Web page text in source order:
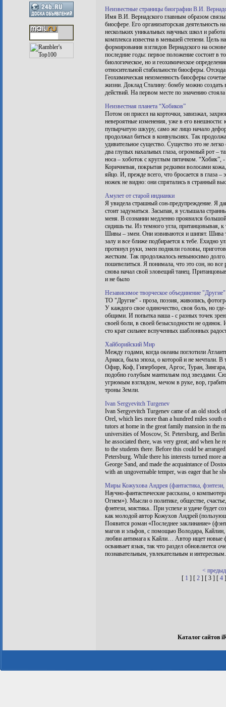
Неизвестные страницы биографии В.И.
Имя В.И. Вернадского главным образом
биосфере. Его организаторская деятельность
нескольких уникальных научных школ и
комплекса известна в меньшей степени. Цель
формирования взглядов Вернадского на
последние годы: первое положение состоит в
биологическое, но и геохимическое
относительной стабильности биосферы.
Геохимическая неизменность биосферы
жизни. Доклад Сталину: бомбу можно создать
действий. На первом месте по значению
Неизвестная планета “Хобиков”
Потом он присел на корточки, завизжал,
невероятные изменения, уже в его
пупырчатую шкуру, само же лицо начало
продолжал биться в конвульсиях. Так
удивительное существо. Существо это не
два глупых нахальных глаза, огромный рот –
носа – хоботок с круглым пятачком. “Хобик”,
Коричневая, покрытая редкими волосами
яйцо. И, прежде всего, что бросается в глаза
ножек не видно: они спрятались в странный
Амулет от старой индианки
Я увидела страшный сон-предупреждение. Я
стоит задуматься. Засыпая, я услышала
меня. В сознании медленно проявился
сидишь ты. Из темного угла, пританцовывая,
Шивы – змеи. Они извиваются и шипят. Шива
залу и все ближе подбирается к тебе. Ехидно
протянул руки, змеи подняли головы,
жестким. Так продолжалось невыносимо
пошевелиться. Я понимала, что это сон, но
снова начал свой зловещий танец.
и не было
Независимое творческое объединение "Другие"
ТО "Другие" - проза, поэзия, живопись,
У каждого свое одиночество, своя боль, но
общими. И попытка наша - с разных точек
своей боли, в своей безысходности не одинок.
сто крат сильнее вспученных шаблонных
Хайборийский Мир
Между годами, когда океаны поглотили
Ариаса, была эпоха, о которой и не мечтали.
Офир, Коф, Гиперборея, Аргос, Туран,
подобно голубым мантильям под звездами.
угрюмым взглядом, мечом в руке, вор,
троны Земли.
Ivan Sergyevitch Turgenev
Ivan Sergyevitch Turgenev came of an old stock
Orel, which lies more than a hundred miles
tutors at home in the great family mansion in the
universities of Moscow, St. Petersburg, and
he associated there, was very great; and when
to the students there. Before this could be
Petersburg. While there his interests turned more
George Sand, and made the acquaintance of
with an ungovernable temper, was eager that he
Миры Кожухова Андрея (фантастика, фэнтези,
Научно-фантастические рассказы, о
Огнем»). Мысли о политике, обществе,
фэнтези, мистика.. При успехе и удаче будет
как молодой автор Кожухов Андрей
Появится роман «Последнее заклинание»
магов и эльфов, с помощью Володара, Кайлин,
любви антимага к Кайли… Автор ищет новые
осваивает язык, так что раздел обновляется
познавательным, увлекательным и
<
[ 1 ] [ 2 ] [ 3 ] [ 4
Каталог сайтов